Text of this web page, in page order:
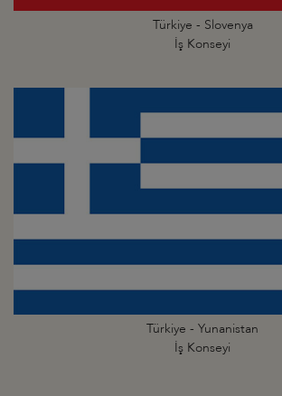
Türkiye - Slovenya
İş Konseyi
Türkiye - Yunanistan
İş Konseyi